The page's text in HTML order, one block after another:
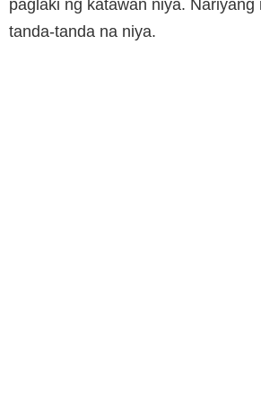
paglaki ng katawan niya. Nariyang
tanda-tanda na niya.